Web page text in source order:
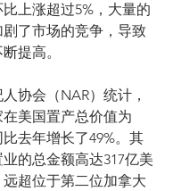
上涨超过5%，大量的
了市场的竞争，导致
提高。
协会（NAR）统计，
美国置产总价值为
去年增长了49%。其
的总金额高达317亿美
超位于第二位加拿大